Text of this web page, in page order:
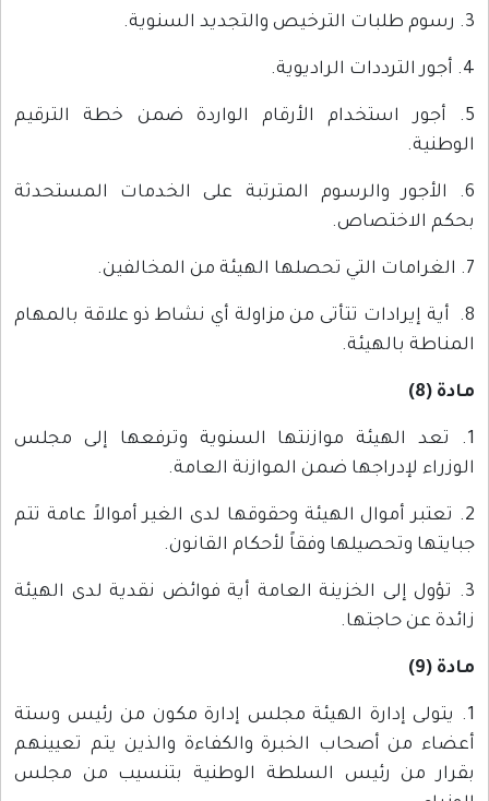
3. رسوم طلبات الترخيص والتجديد السنوية.
4. أجور الترددات الراديوية.
5. أجور استخدام الأرقام الواردة ضمن خطة الترقيم
الوطنية.
6. الأجور والرسوم المترتبة على الخدمات المستحدثة
بحكم الاختصاص.
7. الغرامات التي تحصلها الهيئة من المخالفين.
8. أية إيرادات تتأتى من مزاولة أي نشاط ذو علاقة بالمهام
المناطة بالهيئة.
مادة (8)
1. تعد الهيئة موازنتها السنوية وترفعها إلى مجلس
الوزراء لإدراجها ضمن الموازنة العامة.
2. تعتبر أموال الهيئة وحقوقها لدى الغير أموالاً عامة تتم
جبايتها وتحصيلها وفقاً لأحكام القانون.
3. تؤول إلى الخزينة العامة أية فوائض نقدية لدى الهيئة
زائدة عن حاجتها.
مادة (9)
1. يتولى إدارة الهيئة مجلس إدارة مكون من رئيس وستة
أعضاء من أصحاب الخبرة والكفاءة والذين يتم تعيينهم
بقرار من رئيس السلطة الوطنية بتنسيب من مجلس